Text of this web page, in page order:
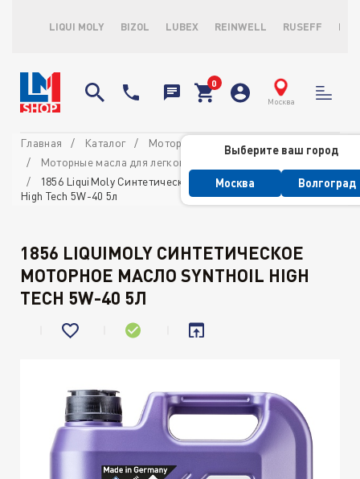
LIQUI MOLY BIZOL LUBEX REINWELL RUSEFF
Москва
Выберите ваш город
Москва Волгоград
Главная Каталог
Моторные масла
Моторные масла для легковых автомобилей
1856 LiquiMoly Синтетическое моторное масло Synthoil
High Tech 5W-40 5л
1856 LIQUIMOLY СИНТЕТИЧЕСКОЕ
МОТОРНОЕ МАСЛО SYNTHOIL HIGH
TECH 5W-40 5Л